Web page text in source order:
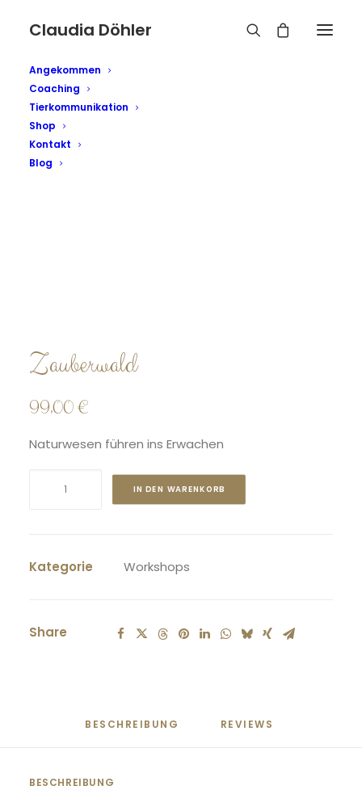
Claudia Döhler
Angekommen
Coaching
Tierkommunikation
Shop
Kontakt
Blog
Zauberwald
99,00€
Naturwesen führen ins Erwachen
IN DEN WARENKORB
Kategorie Workshops
Share
BESCHREIBUNG REVIEWS
BESCHREIBUNG